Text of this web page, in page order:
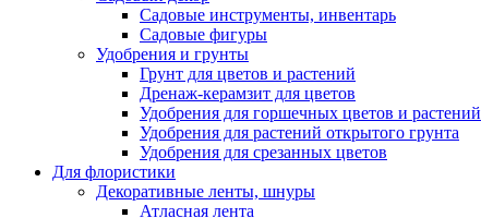
Садовые инструменты, инвентарь
Садовые фигуры
Удобрения и грунты
Грунт для цветов и растений
Дренаж-керамзит для цветов
Удобрения для горшечных цветов и растений
Удобрения для растений открытого грунта
Удобрения для срезанных цветов
Для флористики
Декоративные ленты, шнуры
Атласная лента